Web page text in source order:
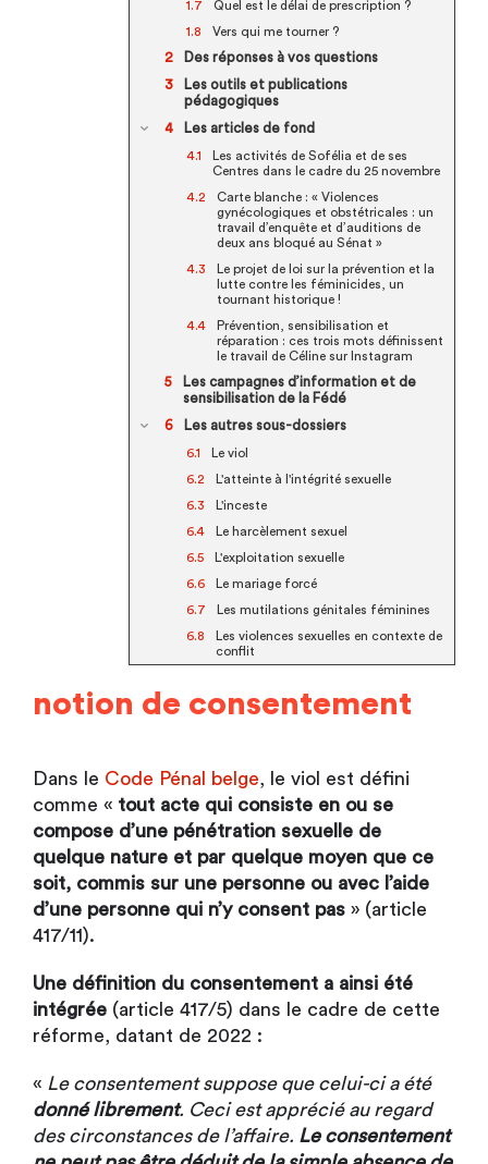
Quel est le délai de prescription ?
Vers qui me tourner ?
Des réponses à vos questions
Les outils et publications
pédagogiques
Les articles de fond
Les activités de Sofélia et de ses
Centres dans le cadre du 25 novembre
Carte blanche : « Violences
gynécologiques et obstétricales : un
travail d’enquête et d’auditions de
deux ans bloqué au Sénat »
Le projet de loi sur la prévention et la
lutte contre les féminicides, un
tournant historique !
Prévention, sensibilisation et
réparation : ces trois mots définissent
le travail de Céline sur Instagram
Les campagnes d’information et de
sensibilisation de la Fédé
Les autres sous-dossiers
Le viol
L'atteinte à l'intégrité sexuelle
L'inceste
Le harcèlement sexuel
L'exploitation sexuelle
Le mariage forcé
Les mutilations génitales féminines
Les violences sexuelles en contexte de
conflit
notion de consentement
Dans le Code Pénal belge, le viol est défini
comme « tout acte qui consiste en ou se
compose d’une pénétration sexuelle de
quelque nature et par quelque moyen que ce
soit, commis sur une personne ou avec l’aide
d’une personne qui n’y consent pas » (article
417/11).
Une définition du consentement a ainsi été
intégrée (article 417/5) dans le cadre de cette
réforme, datant de 2022 :
« Le consentement suppose que celui-ci a été
donné librement. Ceci est apprécié au regard
des circonstances de l’affaire. Le consentement